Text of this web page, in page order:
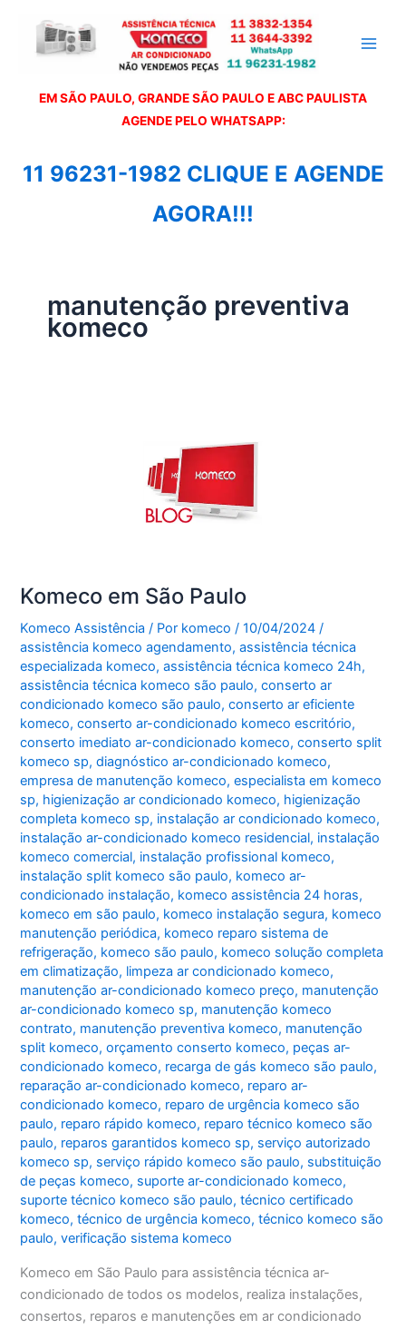
EM SÃO PAULO, GRANDE SÃO PAULO E ABC PAULISTA
AGENDE PELO WHATSAPP:
11 96231-1982 CLIQUE E AGENDE
AGORA!!!
manutenção preventiva
komeco
Komeco em São Paulo
Komeco Assistência / Por komeco/10/04/2024/
assistência komeco agendamento,assistência técnica
especializada komeco,assistência técnica komeco 24h,
assistência técnica komeco são paulo,conserto ar
condicionado komeco são paulo,conserto ar eficiente
komeco,conserto ar-condicionado komeco escritório,
conserto imediato ar-condicionado komeco,conserto split
komeco sp,diagnóstico ar-condicionado komeco,
empresa de manutenção komeco,especialista em komeco
sp, higienização ar condicionado komeco, higienização
completa komeco sp, instalação ar condicionado komeco,
instalação ar-condicionado komeco residencial, instalação
komeco comercial, instalação profissional komeco,
instalação split komeco são paulo, komeco ar-
condicionado instalação, komeco assistência 24 horas,
komeco em são paulo, komeco instalação segura, komeco
manutenção periódica, komeco reparo sistema de
refrigeração, komeco são paulo, komeco solução completa
em climatização, limpeza ar condicionado komeco,
manutenção ar-condicionado komeco preço, manutenção
ar-condicionado komeco sp, manutenção komeco
contrato, manutenção preventiva komeco, manutenção
split komeco,orçamento conserto komeco, peças ar-
condicionado komeco, recarga de gás komeco são paulo,
reparação ar-condicionado komeco, reparo ar-
condicionado komeco, reparo de urgência komeco são
paulo, reparo rápido komeco, reparo técnico komeco são
paulo, reparos garantidos komeco sp, serviço autorizado
komeco sp, serviço rápido komeco são paulo, substituição
de peças komeco, suporte ar-condicionado komeco,
suporte técnico komeco são paulo,técnico certificado
komeco,técnico de urgência komeco,técnico komeco são
paulo,verificação sistema komeco
Komeco em São Paulo para assistência técnica ar-
condicionado de todos os modelos, realiza instalações,
consertos, reparos e manutenções em ar condicionado